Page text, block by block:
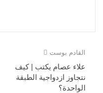
القادم بوست
علاء عصام يكتب | كيف
نتجاوز ازدواجية الطبقة
الواحدة؟